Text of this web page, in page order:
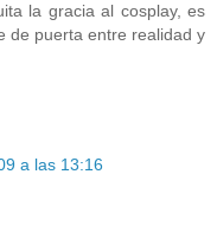
la gracia al cosplay, es
de puerta entre realidad y
a las 13:16